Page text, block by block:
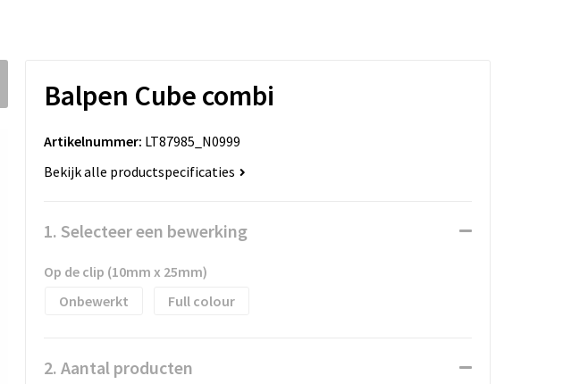
Balpen Cube combi
Artikelnummer: LT87985_N0999
Bekijk alle productspecificaties
1. Selecteer een bewerking
Op de clip (10mm x 25mm)
Onbewerkt
Full colour
2. Aantal producten